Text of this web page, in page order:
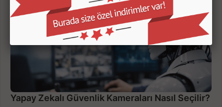
Yapay Zekalı Güvenlik Kameraları Nasıl Seçilir?